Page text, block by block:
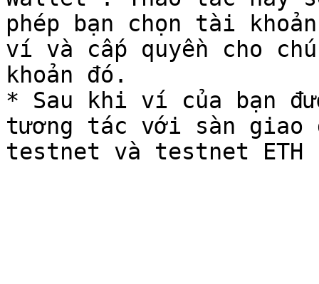
phép bạn chọn tài
ví và cấp quyền cho
khoản đó.
* Sau khi ví của bạn
tương tác với sàn giao